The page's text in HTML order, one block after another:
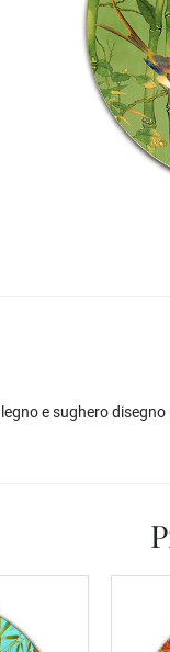
e sughero